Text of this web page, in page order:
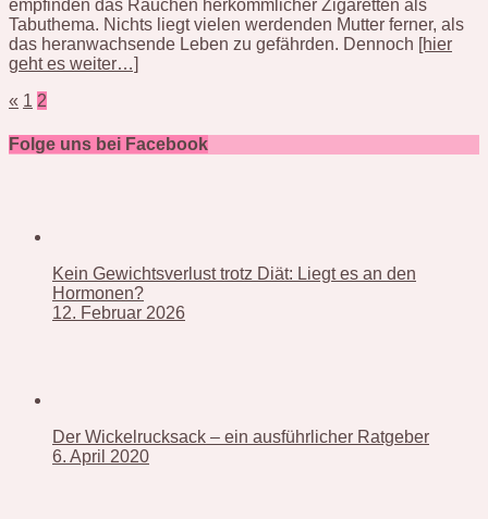
empfinden das Rauchen herkömmlicher Zigaretten als
Tabuthema. Nichts liegt vielen werdenden Mutter ferner, als
das heranwachsende Leben zu gefährden. Dennoch [hier
geht es weiter…]
Seitennummerierung
der
« 1 2
Folge uns bei Facebook
Kein Gewichtsverlust trotz Diät: Liegt es an den
Hormonen?
12. Februar 2026
Der Wickelrucksack – ein ausführlicher Ratgeber
6. April 2020